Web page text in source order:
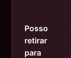
Posso
retirar
para